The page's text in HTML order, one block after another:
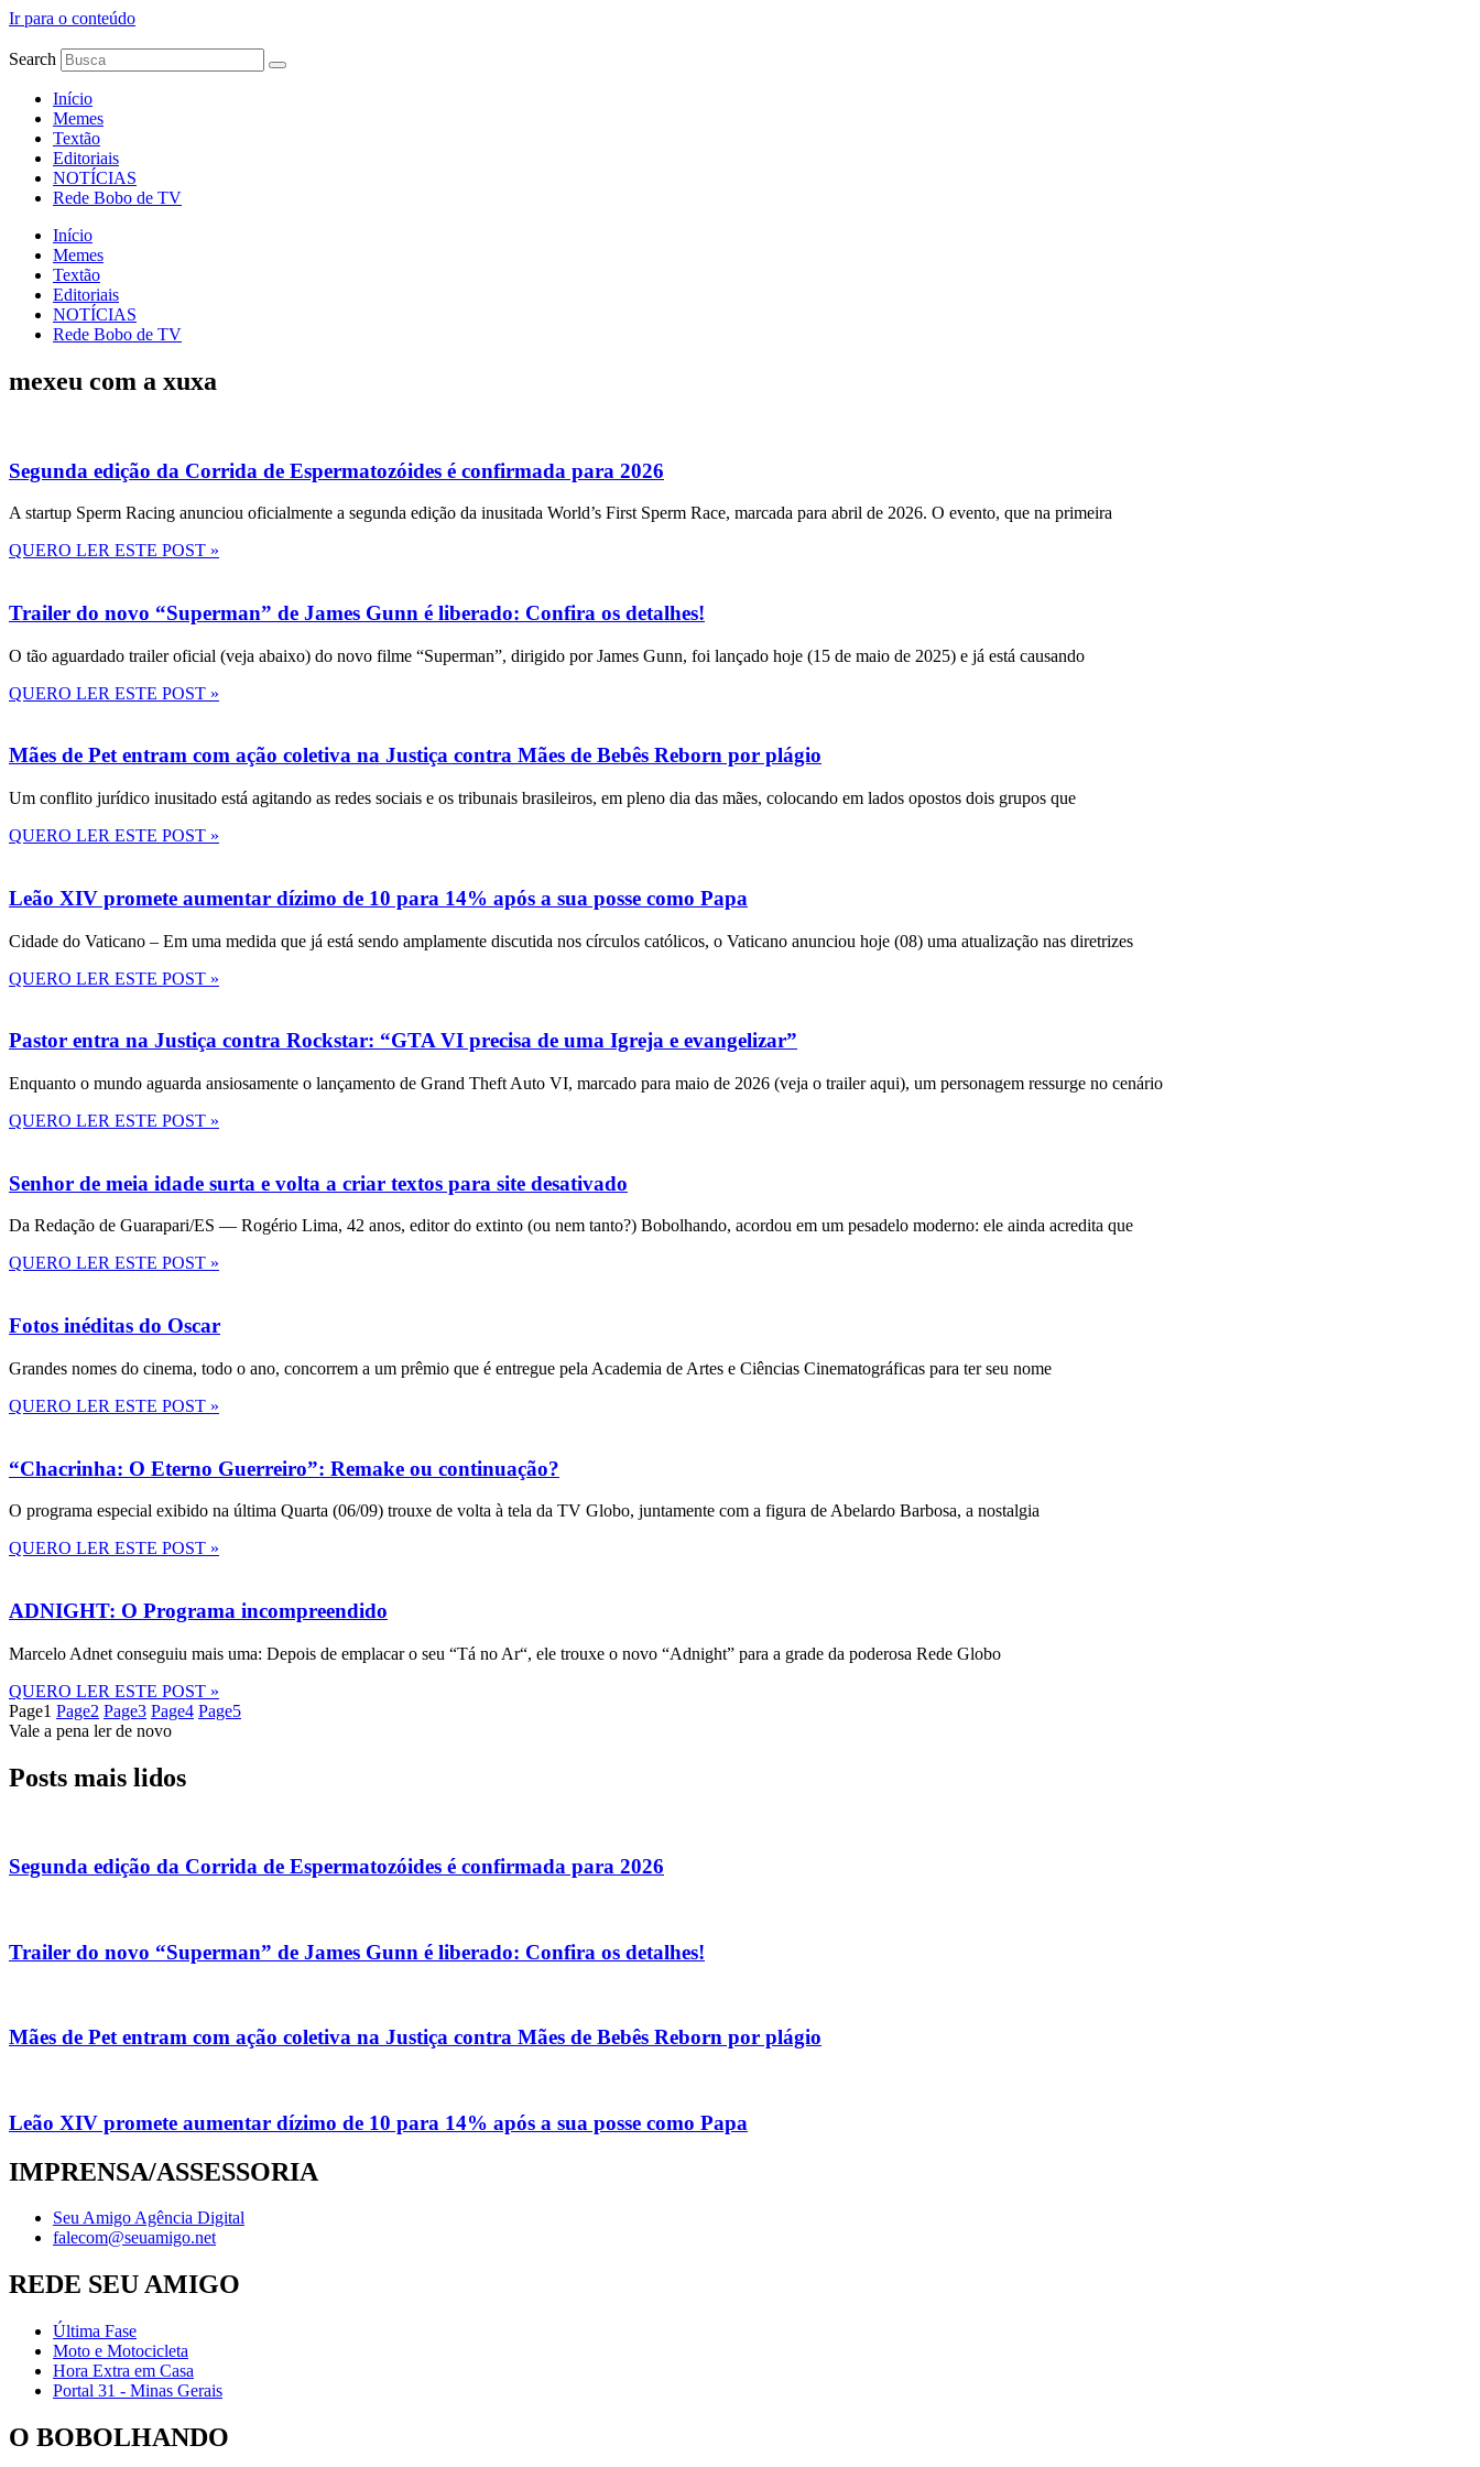
Ir para o conteúdo
Search
Início
Memes
Textão
Editoriais
NOTÍCIAS
Rede Bobo de TV
Início
Memes
Textão
Editoriais
NOTÍCIAS
Rede Bobo de TV
mexeu com a xuxa
Segunda edição da Corrida de Espermatozóides é confirmada para 2026
A startup Sperm Racing anunciou oficialmente a segunda edição da inusitada World’s First Sperm Race, marcada para abril de 2026. O evento, que na primeira
QUERO LER ESTE POST »
Trailer do novo “Superman” de James Gunn é liberado: Confira os detalhes!
O tão aguardado trailer oficial (veja abaixo) do novo filme “Superman”, dirigido por James Gunn, foi lançado hoje (15 de maio de 2025) e já está causando
QUERO LER ESTE POST »
Mães de Pet entram com ação coletiva na Justiça contra Mães de Bebês Reborn por plágio
Um conflito jurídico inusitado está agitando as redes sociais e os tribunais brasileiros, em pleno dia das mães, colocando em lados opostos dois grupos que
QUERO LER ESTE POST »
Leão XIV promete aumentar dízimo de 10 para 14% após a sua posse como Papa
Cidade do Vaticano – Em uma medida que já está sendo amplamente discutida nos círculos católicos, o Vaticano anunciou hoje (08) uma atualização nas diretrizes
QUERO LER ESTE POST »
Pastor entra na Justiça contra Rockstar: “GTA VI precisa de uma Igreja e evangelizar”
Enquanto o mundo aguarda ansiosamente o lançamento de Grand Theft Auto VI, marcado para maio de 2026 (veja o trailer aqui), um personagem ressurge no cenário
QUERO LER ESTE POST »
Senhor de meia idade surta e volta a criar textos para site desativado
Da Redação de Guarapari/ES — Rogério Lima, 42 anos, editor do extinto (ou nem tanto?) Bobolhando, acordou em um pesadelo moderno: ele ainda acredita que
QUERO LER ESTE POST »
Fotos inéditas do Oscar
Grandes nomes do cinema, todo o ano, concorrem a um prêmio que é entregue pela Academia de Artes e Ciências Cinematográficas para ter seu nome
QUERO LER ESTE POST »
“Chacrinha: O Eterno Guerreiro”: Remake ou continuação?
O programa especial exibido na última Quarta (06/09) trouxe de volta à tela da TV Globo, juntamente com a figura de Abelardo Barbosa, a nostalgia
QUERO LER ESTE POST »
ADNIGHT: O Programa incompreendido
Marcelo Adnet conseguiu mais uma: Depois de emplacar o seu “Tá no Ar“, ele trouxe o novo “Adnight” para a grade da poderosa Rede Globo
QUERO LER ESTE POST »
Page1 Page2 Page3 Page4 Page5
Vale a pena ler de novo
Posts mais lidos
Segunda edição da Corrida de Espermatozóides é confirmada para 2026
Trailer do novo “Superman” de James Gunn é liberado: Confira os detalhes!
Mães de Pet entram com ação coletiva na Justiça contra Mães de Bebês Reborn por plágio
Leão XIV promete aumentar dízimo de 10 para 14% após a sua posse como Papa
IMPRENSA/ASSESSORIA
Seu Amigo Agência Digital
falecom@seuamigo.net
REDE SEU AMIGO
Última Fase
Moto e Motocicleta
Hora Extra em Casa
Portal 31 - Minas Gerais
O BOBOLHANDO